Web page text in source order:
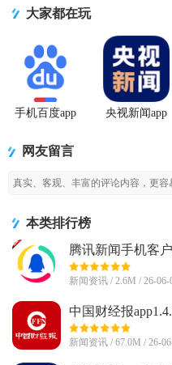
大家都在玩
手机百度app
央视新闻app
网友留言
本类排行榜
腾讯新闻手机客
新闻资讯 / 2.6M / 26-06-
中国财经报
新闻资讯 / 67.0M / 26-